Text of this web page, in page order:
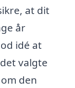
at dit
år
idé at
valgte
den